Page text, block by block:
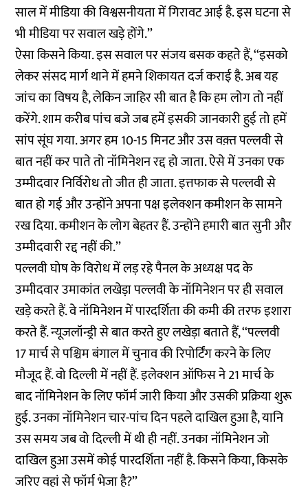
साल में मीडिया की विश्वसनीयता में गिरावट आई है. इस घटना से
भी मीडिया पर सवाल खड़े होंगे.’’
ऐसा किसने किया. इस सवाल पर संजय बसक कहते हैं, ‘‘इसको
लेकर संसद मार्ग थाने में हमने शिकायत दर्ज कराई है. अब यह
जांच का विषय है, लेकिन जाहिर सी बात है कि हम लोग तो नहीं
करेंगे. शाम करीब पांच बजे जब हमें इसकी जानकारी हुई तो हमें
सांप सूंघ गया. अगर हम 10-15 मिनट और उस वक़्त पल्लवी से
बात नहीं कर पाते तो नॉमिनेशन रद्द हो जाता. ऐसे में उनका एक
उम्मीदवार निर्विरोध तो जीत ही जाता. इत्तफाक से पल्लवी से
बात हो गई और उन्होंने अपना पक्ष इलेक्शन कमीशन के सामने
रख दिया. कमीशन के लोग बेहतर हैं. उन्होंने हमारी बात सुनी और
उम्मीदवारी रद्द नहीं की.’’
पल्लवी घोष के विरोध में लड़ रहे पैनल के अध्यक्ष पद के
उम्मीदवार उमाकांत लखेड़ा पल्लवी के नॉमिनेशन पर ही सवाल
खड़े करते हैं. वे नॉमिनेशन में पारदर्शिता की कमी की तरफ इशारा
करते हैं. न्यूजलॉन्ड्री से बात करते हुए लखेड़ा बताते हैं, ‘‘पल्लवी
17 मार्च से पश्चिम बंगाल में चुनाव की रिपोर्टिंग करने के लिए
मौजूद हैं. वो दिल्ली में नहीं हैं. इलेक्शन ऑफिस ने 21 मार्च के
बाद नॉमिनेशन के लिए फॉर्म जारी किया और उसकी प्रक्रिया शुरू
हुई. उनका नॉमिनेशन चार-पांच दिन पहले दाखिल हुआ है, यानि
उस समय जब वो दिल्ली में थी ही नहीं. उनका नॉमिनेशन जो
दाखिल हुआ उसमें कोई पारदर्शिता नहीं है. किसने किया, किसके
जरिए वहां से फॉर्म भेजा है?’’